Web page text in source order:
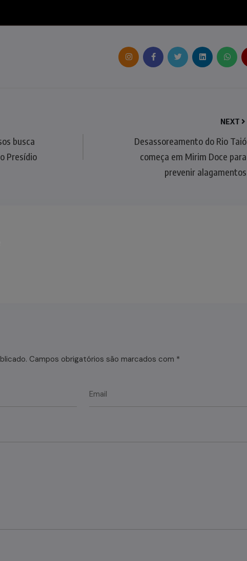
busca
Presídio
NEXT
Desassoreamento do Rio Taió
começa em Mirim Doce para
prevenir alagamentos
Campos obrigatórios são marcados com *